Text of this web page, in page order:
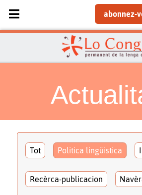
Sélectionnez votre langue
abonnez-
Tot Politica lingüistica
Recèrca-publicacion